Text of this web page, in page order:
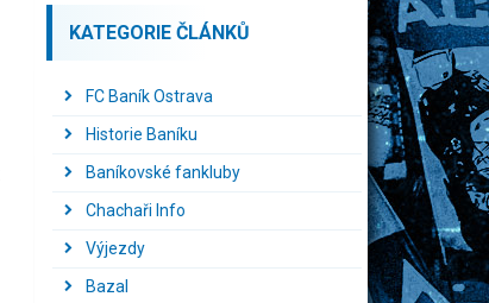
KATEGORIE ČLÁNKŮ
FC Baník Ostrava
Historie Baníku
Baníkovské fankluby
Chachaři Info
Výjezdy
Bazal